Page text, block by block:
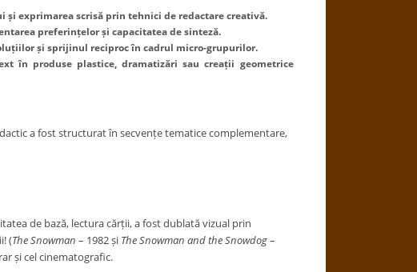
exprimarea scrisă prin tehnici de redactare creativă.
preferințelor și capacitatea de sinteză.
și sprijinul reciproc în cadrul micro-grupurilor.
în produse plastice, dramatizări sau creații geometrice
a fost structurat în secvențe tematice complementare,
de bază, lectura cărții, a fost dublată vizual prin
(The Snowman – 1982 și The Snowman and the Snowdog–
și cel cinematografic.